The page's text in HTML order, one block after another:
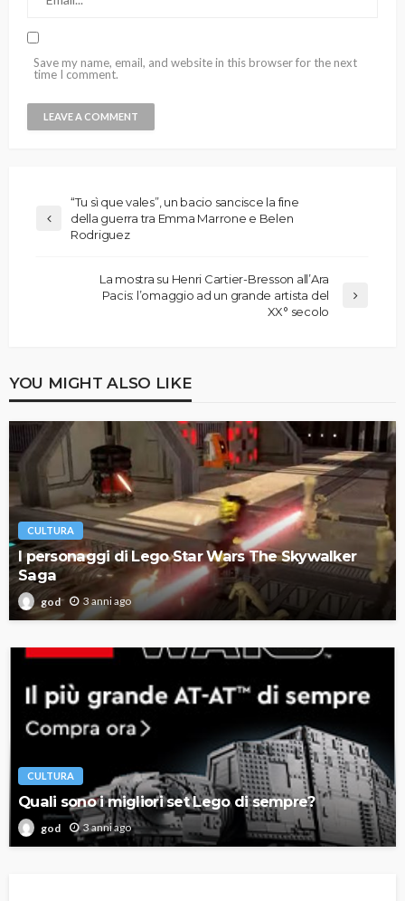
Save my name, email, and website in this browser for the next
time I comment.
“Tu sì que vales”, un bacio sancisce la fine
della guerra tra Emma Marrone e Belen
Rodriguez
La mostra su Henri Cartier-Bresson all’Ara
Pacis: l’omaggio ad un grande artista del
XX° secolo
YOU MIGHT ALSO LIKE
CULTURA
I personaggi di Lego Star Wars The Skywalker
Saga
god 3 anni ago
CULTURA
Quali sono i migliori set Lego di sempre?
god 3 anni ago